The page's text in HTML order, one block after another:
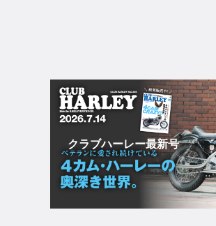
クラブハーレー最新号